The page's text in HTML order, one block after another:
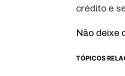
crédito e
Não deixe
TÓPICOS